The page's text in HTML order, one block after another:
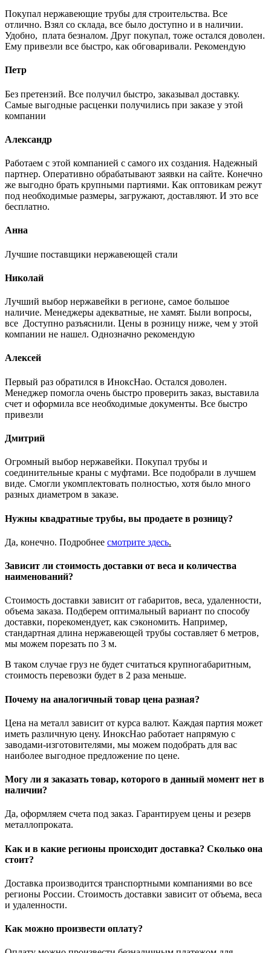
Покупал нержавеющие трубы для строительства. Все
отлично. Взял со склада, все было доступно и в наличии.
Удобно, плата безналом. Друг покупал, тоже остался доволен.
Ему привезли все быстро, как обговаривали. Рекомендую
Петр
Без претензий. Все получил быстро, заказывал доставку.
Самые выгодные расценки получились при заказе у этой
компании
Александр
Работаем с этой компанией с самого их создания. Надежный
партнер. Оперативно обрабатывают заявки на сайте. Конечно
же выгодно брать крупными партиями. Как оптовикам режут
под необходимые размеры, загружают, доставляют. И это все
бесплатно.
Анна
Лучшие поставщики нержавеющей стали
Николай
Лучший выбор нержавейки в регионе, самое большое
наличие. Менеджеры адекватные, не хамят. Были вопросы,
все Доступно разъяснили. Цены в розницу ниже, чем у этой
компании не нашел. Однозначно рекомендую
Алексей
Первый раз обратился в ИноксНао. Остался доволен.
Менеджер помогла очень быстро проверить заказ, выставила
счет и оформила все необходимые документы. Все быстро
привезли
Дмитрий
Огромный выбор нержавейки. Покупал трубы и
соединительные краны с муфтами. Все подобрали в лучшем
виде. Смогли укомплектовать полностью, хотя было много
разных диаметром в заказе.
Нужны квадратные трубы, вы продаете в розницу?
Да, конечно. Подробнее смотрите здесь.
Зависит ли стоимость доставки от веса и количества
наименований?
Стоимость доставки зависит от габаритов, веса, удаленности,
объема заказа. Подберем оптимальный вариант по способу
доставки, порекомендует, как сэкономить. Например,
стандартная длина нержавеющей трубы составляет 6 метров,
мы можем порезать по 3 м.
В таком случае груз не будет считаться крупногабаритным,
стоимость перевозки будет в 2 раза меньше.
Почему на аналогичный товар цена разная?
Цена на металл зависит от курса валют. Каждая партия может
иметь различную цену. ИноксНао работает напрямую с
заводами-изготовителями, мы можем подобрать для вас
наиболее выгодное предложение по цене.
Могу ли я заказать товар, которого в данный момент нет в
наличии?
Да, оформляем счета под заказ. Гарантируем цены и резерв
металлопроката.
Как и в какие регионы происходит доставка? Сколько она
стоит?
Доставка производится транспортными компаниями во все
регионы России. Стоимость доставки зависит от объема, веса
и удаленности.
Как можно произвести оплату?